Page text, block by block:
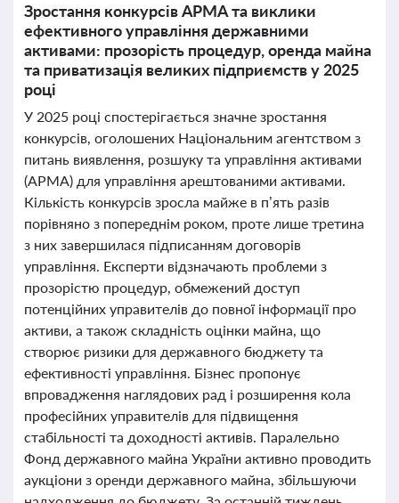
Зростання конкурсів АРМА та виклики
ефективного управління державними
активами: прозорість процедур, оренда майна
та приватизація великих підприємств у 2025
році
У 2025 році спостерігається значне зростання
конкурсів, оголошених Національним агентством з
питань виявлення, розшуку та управління активами
(АРМА) для управління арештованими активами.
Кількість конкурсів зросла майже в п’ять разів
порівняно з попереднім роком, проте лише третина
з них завершилася підписанням договорів
управління. Експерти відзначають проблеми з
прозорістю процедур, обмежений доступ
потенційних управителів до повної інформації про
активи, а також складність оцінки майна, що
створює ризики для державного бюджету та
ефективності управління. Бізнес пропонує
впровадження наглядових рад і розширення кола
професійних управителів для підвищення
стабільності та доходності активів. Паралельно
Фонд державного майна України активно проводить
аукціони з оренди державного майна, збільшуючи